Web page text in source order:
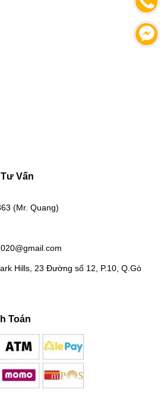
Vấn
(Mr. Quang)
Hills, 23 Đường số 12, P.10, Q.Gò
Toán